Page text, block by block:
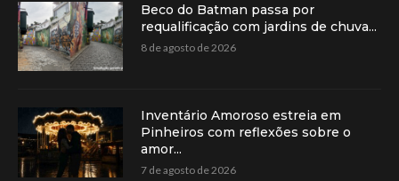
Beco do Batman passa por
requalificação com jardins de chuva...
8 de agosto de 2026
Inventário Amoroso estreia em
Pinheiros com reflexões sobre o
amor...
7 de agosto de 2026